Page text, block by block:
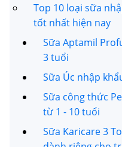
Top 10 loại sữa
tốt nhất hiện nay
Sữa Aptamil
3 tuổi
Sữa Úc nhập
Sữa công thức
từ 1 - 10 tuổi
Sữa Karicare 3